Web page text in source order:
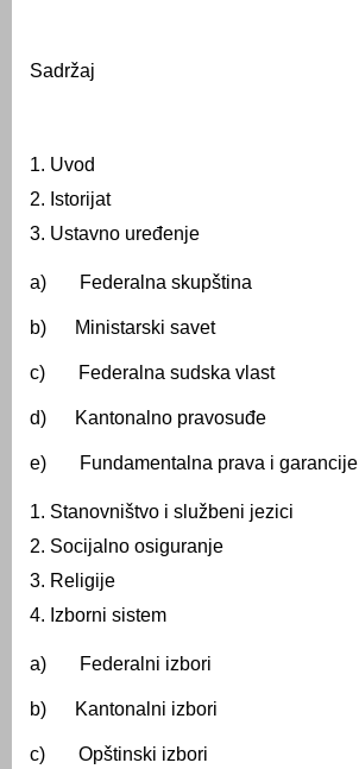
Sadržaj
Uvod
Istorijat
Ustavno uređenje
a) Federalna skupština
b) Ministarski savet
c) Federalna sudska vlast
d) Kantonalno pravosuđe
e) Fundamentalna prava i garancije
Stanovništvo i službeni jezici
Socijalno osiguranje
Religije
Izborni sistem
a) Federalni izbori
b) Kantonalni izbori
c) Opštinski izbori